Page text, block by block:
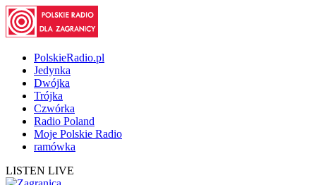
PolskieRadio.pl
Jedynka
Dwójka
Trójka
Czwórka
Radio Poland
Moje Polskie Radio
ramówka
LISTEN LIVE